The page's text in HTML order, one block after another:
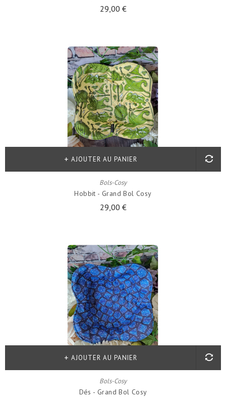
29,00 €
Bols-Cosy
Hobbit - Grand Bol Cosy
29,00 €
AJOUTER AU PANIER
Bols-Cosy
Dés - Grand Bol Cosy
AJOUTER AU PANIER